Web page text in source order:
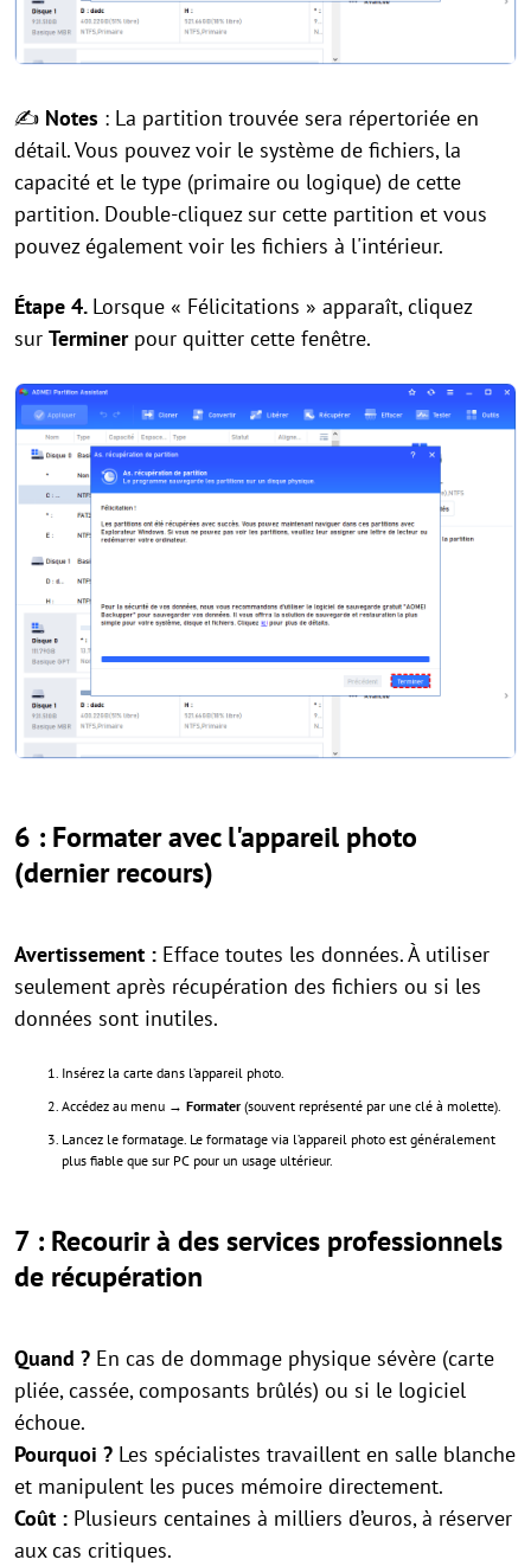
✍ Notes : La partition trouvée sera répertoriée en
détail. Vous pouvez voir le système de fichiers, la
capacité et le type (primaire ou logique) de cette
partition. Double-cliquez sur cette partition et vous
pouvez également voir les fichiers à l'intérieur.
Étape 4. Lorsque « Félicitations » apparaît, cliquez
sur Terminerpour quitter cette fenêtre.
6 : Formater avec l'appareil photo
(dernier recours)
Avertissement : Efface toutes les données. À utiliser
seulement après récupération des fichiers ou si les
données sont inutiles.
Insérez la carte dans l’appareil photo.
Accédez au menu → Formater(souvent représenté par une clé à molette).
Lancez le formatage. Le formatage via l’appareil photo est généralement
plus fiable que sur PC pour un usage ultérieur.
7 : Recourir à des services professionnels
de récupération
Quand ? En cas de dommage physique sévère (carte
pliée, cassée, composants brûlés) ou si le logiciel
échoue.
Pourquoi ? Les spécialistes travaillent en salle blanche
et manipulent les puces mémoire directement.
Coût : Plusieurs centaines à milliers d’euros, à réserver
aux cas critiques.